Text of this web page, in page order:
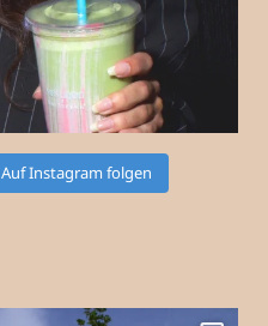
Auf Instagram folgen